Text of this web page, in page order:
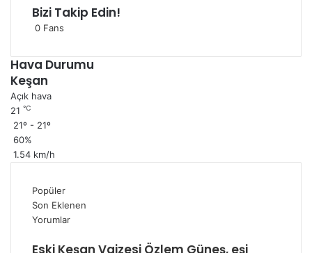
Bizi Takip Edin!
0 Fans
Hava Durumu
Keşan
Açık hava
21 ℃
21º - 21º
60%
1.54 km/h
Popüler
Son Eklenen
Yorumlar
Eski Keşan Vaizesi Özlem Güneş, eşi